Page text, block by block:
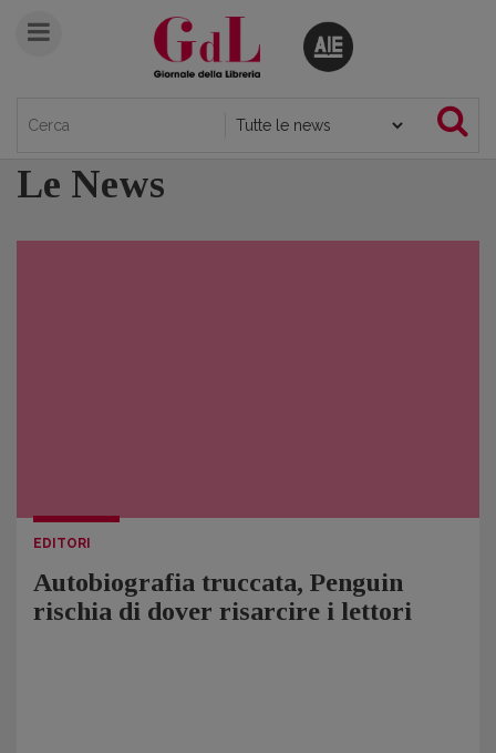
Le News
EDITORI
Autobiografia truccata, Penguin
rischia di dover risarcire i lettori